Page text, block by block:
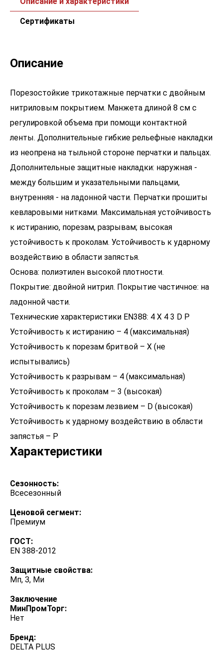
Сертификаты
Описание
Порезостойкие трикотажные перчатки с двойным
нитриловым покрытием. Манжета длиной 8 см с
регулировкой объема при помощи контактной
ленты. Дополнительные гибкие рельефные накладки
из неопрена на тыльной стороне перчатки и пальцах.
Дополнительные защитные накладки: наружная -
между большим и указательными пальцами,
внутренняя - на ладонной части. Перчатки прошиты
кевларовыми нитками. Максимальная устойчивость
к истиранию, порезам, разрывам; высокая
устойчивость к проколам. Устойчивость к ударному
воздействию в области запястья.
Основа: полиэтилен высокой плотности.
Покрытие: двойной нитрил. Покрытие частичное: на
ладонной части.
Технические характеристики EN388: 4 Х 4 3 D P
Устойчивость к истиранию – 4 (максимальная)
Устойчивость к порезам бритвой – Х (не
испытывались)
Устойчивость к разрывам – 4 (максимальная)
Устойчивость к проколам – 3 (высокая)
Устойчивость к порезам лезвием – D (высокая)
Устойчивость к ударному воздействию в области
запястья – P
Характеристики
Сезонность:
Всесезонный
Ценовой сегмент:
Премиум
ГОСТ:
EN 388-2012
Защитные свойства:
Мп, З, Ми
Заключение
МинПромТорг:
Нет
Бренд:
DELTA PLUS